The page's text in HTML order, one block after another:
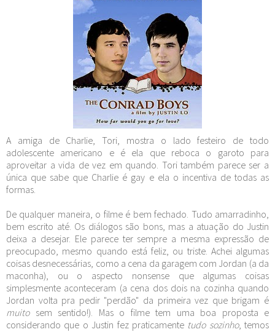
A amiga de Charlie, Tori, mostra o lado festeiro de todo
adolescente americano e é ela que reboca o garoto para
aproveitar a vida de vez em quando. Tori também parece ser a
única que sabe que Charlie é gay e ela o incentiva de todas as
formas.
De qualquer maneira, o filme é bem fechado. Tudo amarradinho,
bem escrito até. Os diálogos são bons, mas a atuação do Justin
deixa a desejar. Ele parece ter sempre a mesma expressão de
preocupado, mesmo quando está feliz, ou triste. Achei algumas
coisas desnecessárias, como a cena da garagem com Jordan (a da
maconha), ou o aspecto nonsense que algumas coisas
simplesmente aconteceram (a cena dos dois na cozinha quando
Jordan volta pra pedir "perdão" da primeira vez que brigam é
muitosem sentido!). Mas o filme tem uma boa proposta e
considerando que o Justin fez praticamente tudo sozinho, temos